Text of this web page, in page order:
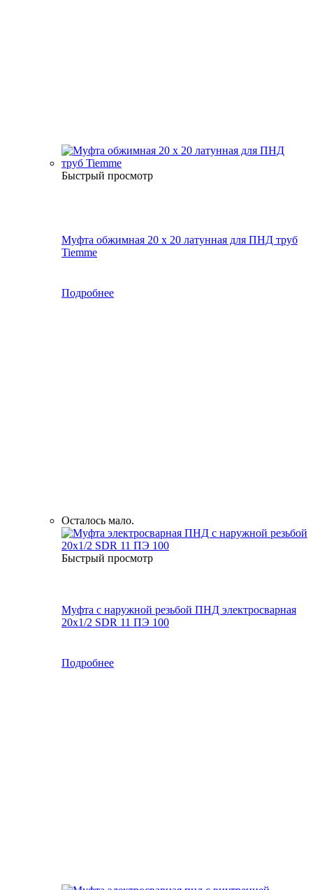
Быстрый просмотр
Муфта обжимная 20 х 20 латунная для ПНД труб
Tiemme
Подробнее
Осталось мало.
Быстрый просмотр
Муфта с наружной резьбой ПНД электросварная
20x1/2 SDR 11 ПЭ 100
Подробнее